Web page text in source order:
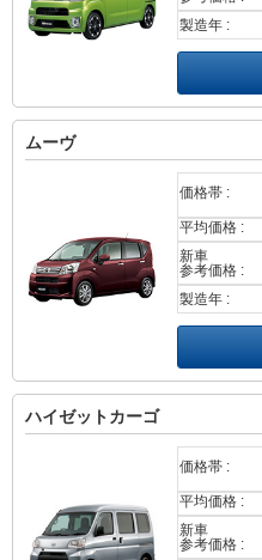
製造年 :
ムーヴ
価格帯 :
平均価格 :
新車
参考価格 :
製造年 :
ハイゼットカーゴ
価格帯 :
平均価格 :
新車
参考価格 :